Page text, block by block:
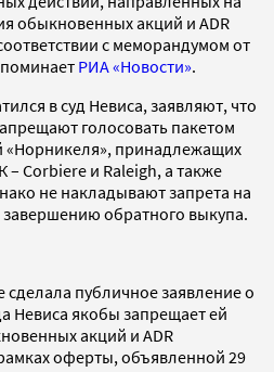
обыкновенных акций и ADR
с меморандумом от
РИА «Новости».
в суд Невиса, заявляют, что
голосовать пакетом
«Норникеля», принадлежащих
Corbiere и Raleigh, а также
не накладывают запрета на
обратного выкупа.
публичное заявление о
Невиса якобы запрещает ей
акций и ADR
оферты, объявленной 29